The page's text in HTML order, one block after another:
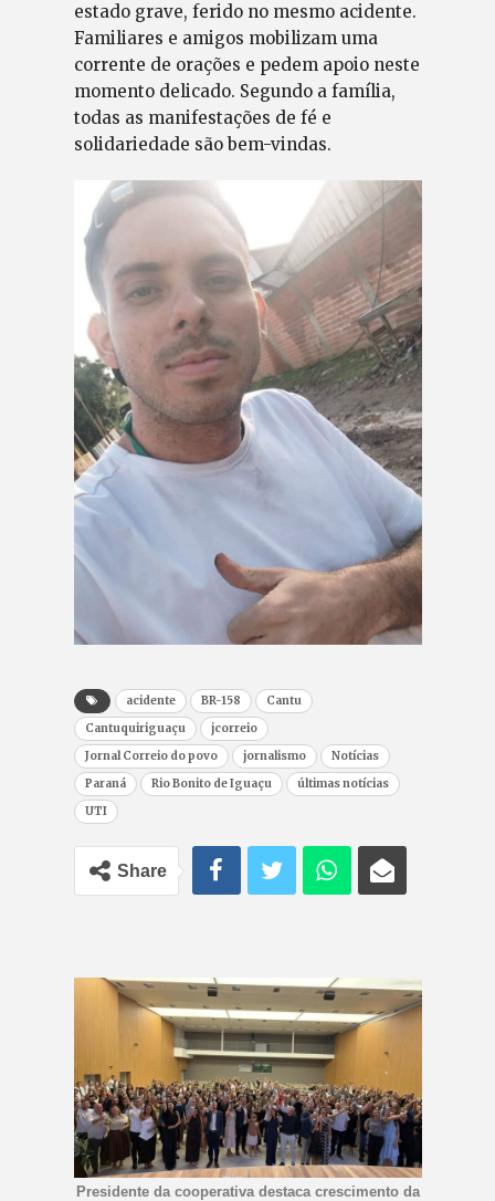
estado grave, ferido no mesmo acidente.
Familiares e amigos mobilizam uma
corrente de orações e pedem apoio neste
momento delicado. Segundo a família,
todas as manifestações de fé e
solidariedade são bem-vindas.
acidente BR-158
Cantu
Cantuquiriguaçu
jcorreio
Jornal Correio do povo
jornalismo
Notícias
Paraná
Rio Bonito de Iguaçu
últimas notícias
UTI
Share
Presidente da cooperativa destaca crescimento da